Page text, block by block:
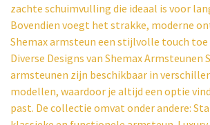
zachte schuimvulling die ideaal is voor
Bovendien voegt het strakke, moderne
Shemax armsteun een stijlvolle touch toe
Diverse Designs van Shemax Armsteunen
armsteunen zijn beschikbaar in
modellen, waardoor je altijd een optie
past. De collectie omvat onder andere: